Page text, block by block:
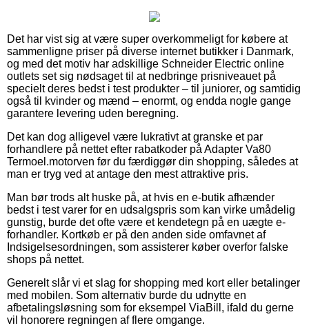
Det har vist sig at være super overkommeligt for købere at
sammenligne priser på diverse internet butikker i Danmark,
og med det motiv har adskillige Schneider Electric online
outlets set sig nødsaget til at nedbringe prisniveauet på
specielt deres bedst i test produkter – til juniorer, og samtidig
også til kvinder og mænd – enormt, og endda nogle gange
garantere levering uden beregning.
Det kan dog alligevel være lukrativt at granske et par
forhandlere på nettet efter rabatkoder på Adapter Va80
Termoel.motorven før du færdiggør din shopping, således at
man er tryg ved at antage den mest attraktive pris.
Man bør trods alt huske på, at hvis en e-butik afhænder
bedst i test varer for en udsalgspris som kan virke umådelig
gunstig, burde det ofte være et kendetegn på en uægte e-
forhandler. Kortkøb er på den anden side omfavnet af
Indsigelsesordningen, som assisterer køber overfor falske
shops på nettet.
Generelt slår vi et slag for shopping med kort eller betalinger
med mobilen. Som alternativ burde du udnytte en
afbetalingsløsning som for eksempel ViaBill, ifald du gerne
vil honorere regningen af flere omgange.